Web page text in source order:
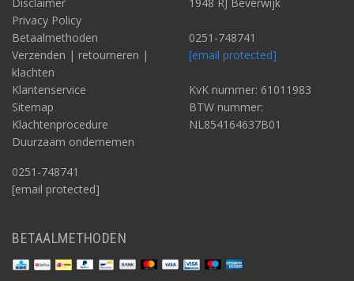
Privacy Policy
Betaalmethoden
Verzenden | retourneren |
klachten
Klantenservice
Sitemap
Klachtenprocedure
Duurzaam ondernemen
0251-748741
[email protected]
0251-748741
[email protected]
KvK nummer: 61011983
BTW nummer:
NL854164637B01
BETAALMETHODEN